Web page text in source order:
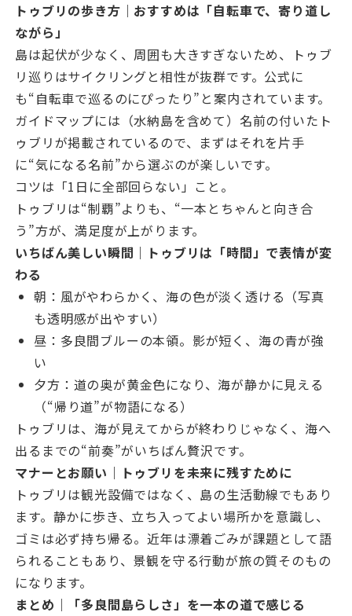
トゥブリの歩き方｜おすすめは「自転車で、寄り道し
ながら」
島は起伏が少なく、周囲も大きすぎないため、トゥブ
リ巡りはサイクリングと相性が抜群です。公式に
も“自転車で巡るのにぴったり”と案内されています。
ガイドマップには（水納島を含めて）名前の付いたト
ゥブリが掲載されているので、まずはそれを片手
に“気になる名前”から選ぶのが楽しいです。
コツは「1日に全部回らない」こと。
トゥブリは“制覇”よりも、“一本とちゃんと向き合
う”方が、満足度が上がります。
いちばん美しい瞬間｜トゥブリは「時間」で表情が変
わる
朝：風がやわらかく、海の色が淡く透ける（写真
も透明感が出やすい）
昼：多良間ブルーの本領。影が短く、海の青が強
い
夕方：道の奥が黄金色になり、海が静かに見える
（“帰り道”が物語になる）
トゥブリは、海が見えてからが終わりじゃなく、海へ
出るまでの“前奏”がいちばん贅沢です。
マナーとお願い｜トゥブリを未来に残すために
トゥブリは観光設備ではなく、島の生活動線でもあり
ます。静かに歩き、立ち入ってよい場所かを意識し、
ゴミは必ず持ち帰る。近年は漂着ごみが課題として語
られることもあり、景観を守る行動が旅の質そのもの
になります。
まとめ｜「多良間島らしさ」を一本の道で感じる